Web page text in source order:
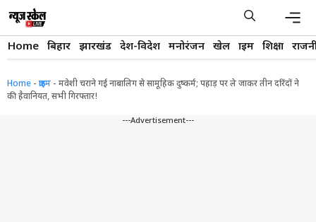
content
Home बिहार झारखंड देश-विदेश मनोरंजन खेल क्राइम शिक्षा
Home - क्राइम - मवेशी चराने गई नाबालिग से सामूहिक दुष्कर्म; पहाड़ पर ले जाकर तीन दरिंदों ने
की हैवानियत, सभी गिरफ्तार!
---Advertisement---